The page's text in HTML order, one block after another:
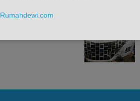
Rumahdewi.com